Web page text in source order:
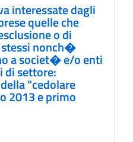
interessate dagli
quelle che
o di
nonch�
a societ� e/o enti
di settore:
"cedolare
2013 e primo